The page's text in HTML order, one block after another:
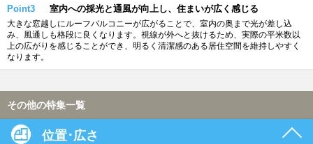
Point3 室内への採光と通風が向上し、住まいが広く感じる
大きな窓越しにルーフバルコニーが広がることで、室内の奥まで光が差し込
み、風通しも格段に良くなります。視線が外へと抜けるため、実際の平米数以
上の広がりを感じることができ、明るく清潔感のある居住空間を維持しやすく
なります。
その他の特集一覧
位置･広さ